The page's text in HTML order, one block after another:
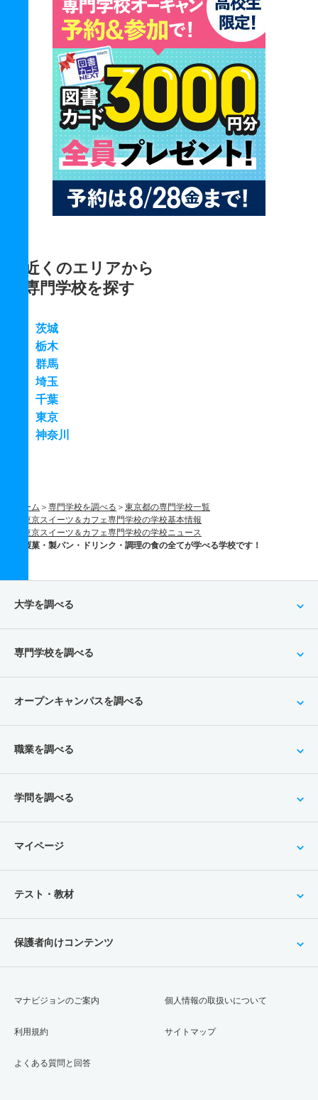
近くのエリアから
専門学校を探す
茨城
栃木
群馬
埼玉
千葉
東京
神奈川
ホーム 専門学校を調べる
東京都の専門学校一覧
東京スイーツ＆カフェ専門学校の学校基本情報
東京スイーツ＆カフェ専門学校の学校ニュース
製菓・製パン・ドリンク・調理の食の全てが学べる学校です！
大学を調べる
専門学校を調べる
オープンキャンパスを調べる
職業を調べる
学問を調べる
マイページ
テスト・教材
保護者向けコンテンツ
マナビジョンのご案内
利用規約
よくある質問と回答
個人情報の取扱いについて
サイトマップ